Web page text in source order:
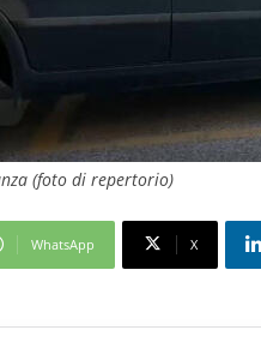
(foto di repertorio)
WhatsApp X